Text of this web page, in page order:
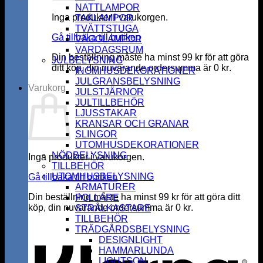
Inga produkter i varukorgen.
Gå tillbaka till butiken
Din beställning måste ha minst99 kr för att göra
ditt köp, din nuvarande ordersumma är 0 kr.
Varukorg
Inga produkter i varukorgen.
Gå tillbaka till butiken
Din beställning måste ha minst99 kr för att göra ditt
köp, din nuvarande ordersumma är 0 kr.
NATTLAMPOR
TAKLAMPOR
TVÄTTSTUGA
VÄGGLAMPOR
VARDAGSRUM
JULBELYSNING
INOMHUSDEKORATIONER
JULGRANSBELYSNING
JULSTJÄRNOR
JULTILLBEHÖR
LJUSSTAKAR
KRANSAR OCH GRANAR
SLINGOR
UTOMHUSDEKORATIONER
NÖDBELYSNING
TILLBEHÖR
UTOMHUSBELYSNING
ARMATURER
POLLARE
STRÅLKASTARE
TILLBEHÖR
TRÄDGÅRDSBELYSNING
DESIGNLIGHT
HAMMARLUNDA
LIGHTSON